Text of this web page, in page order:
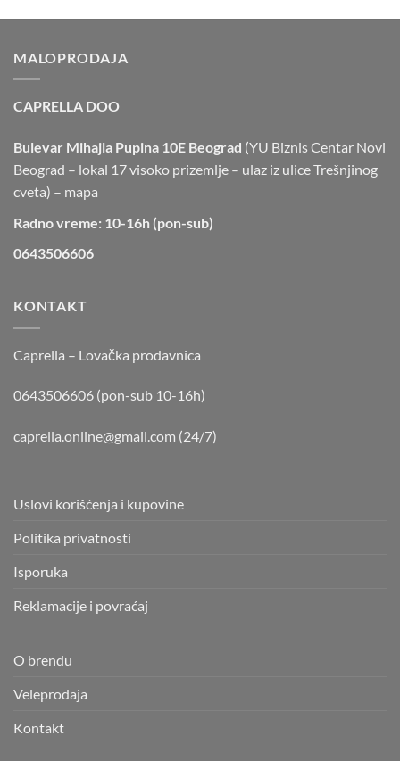
MALOPRODAJA
CAPRELLA DOO
Bulevar Mihajla Pupina 10E Beograd (YU Biznis Centar Novi
Beograd – lokal 17 visoko prizemlje – ulaz iz ulice Trešnjinog
cveta) – mapa
Radno vreme: 10-16h (pon-sub)
0643506606
KONTAKT
Caprella – Lovačka prodavnica
0643506606 (pon-sub 10-16h)
caprella.online@gmail.com (24/7)
Uslovi korišćenja i kupovine
Politika privatnosti
Isporuka
Reklamacije i povraćaj
O brendu
Veleprodaja
Kontakt